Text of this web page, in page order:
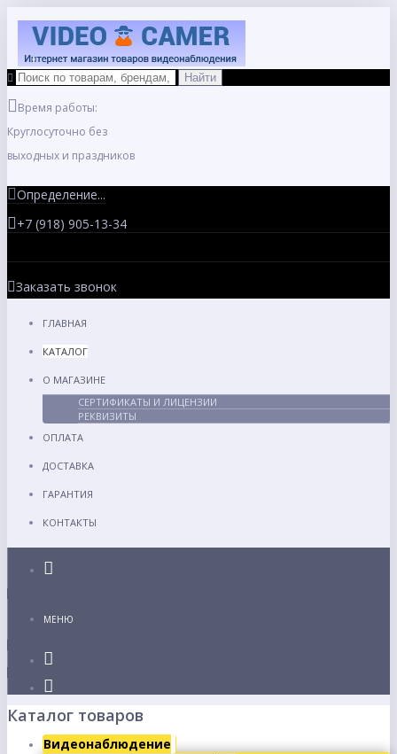
Время работы:
Круглосуточно без
выходных и праздников
Определение...
+7 (918) 905-13-34
Заказать звонок
ГЛАВНАЯ
КАТАЛОГ
О МАГАЗИНЕ
СЕРТИФИКАТЫ И ЛИЦЕНЗИИ
РЕКВИЗИТЫ
ОПЛАТА
ДОСТАВКА
ГАРАНТИЯ
КОНТАКТЫ
МЕНЮ
Каталог товаров
Видеонаблюдение